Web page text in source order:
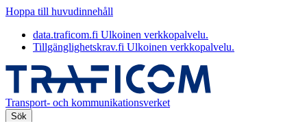
Hoppa till huvudinnehåll
data.traficom.fi Ulkoinen verkkopalvelu.
Tillgänglighetskrav.fi Ulkoinen verkkopalvelu.
Transport- och kommunikationsverket
Sök